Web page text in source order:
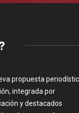
propuesta
integrada por
y destacados